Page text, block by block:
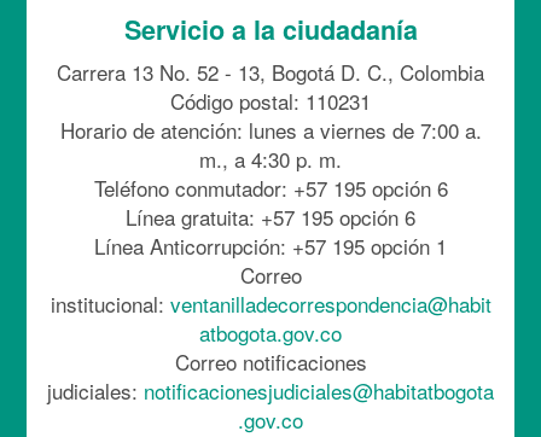
Servicio a la ciudadanía
Carrera 13 No. 52 - 13, Bogotá D. C., Colombia
Código postal: 110231
Horario de atención: lunes a viernes de 7:00 a.
m., a 4:30 p. m.
Teléfono conmutador: +57 195 opción 6
Línea gratuita: +57 195 opción 6
Línea Anticorrupción: +57 195 opción 1
Correo
institucional: ventanilladecorrespondencia@habit
atbogota.gov.co
Correo notificaciones
judiciales: notificacionesjudiciales@habitatbogota
.gov.co